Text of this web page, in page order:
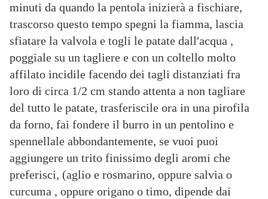
minuti da quando la pentola inizierà a fischiare,
trascorso questo tempo spegni la fiamma, lascia
sfiatare la valvola e togli le patate dall'acqua ,
poggiale su un tagliere e con un coltello molto
affilato incidile facendo dei tagli distanziati fra
loro di circa 1/2 cm stando attenta a non tagliare
del tutto le patate, trasferiscile ora in una pirofila
da forno, fai fondere il burro in un pentolino e
spennellale abbondantemente, se vuoi puoi
aggiungere un trito finissimo degli aromi che
preferisci, (aglio e rosmarino, oppure salvia o
curcuma , oppure origano o timo, dipende dai